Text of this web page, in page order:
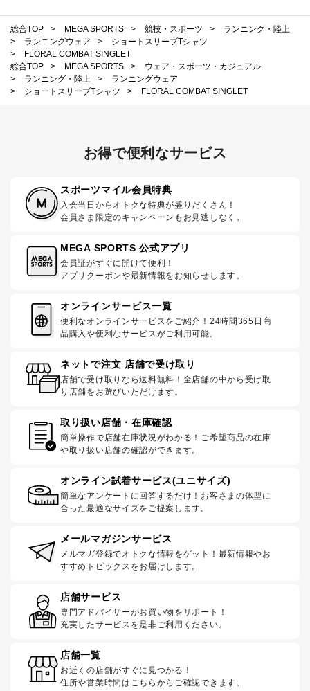
総合TOP > MEGA SPORTS > 競技・スポーツ >
ランニング・陸上
>
ランニングウェア >
ショートスリーブTシャツ
>
FLORAL COMBAT SINGLET
総合TOP
> MEGA SPORTS >
ウェア・スポーツ・カジュアル
>
ランニング・陸上 >
ランニングウェア
>
ショートスリーブTシャツ > FLORAL COMBAT SINGLET
お得で便利なサービス
スポーツマイル会員特典
入会当日からオトクな特典が盛りだくさん！
会員さま限定のキャンペーンもお見逃しなく。
MEGA SPORTS 公式アプリ
会員証がすぐに開けて便利！
アプリクーポンや最新情報をお知らせします。
オンラインサービス一覧
便利なオンラインサービスをご紹介！24時間365日商
品購入や便利なサービスがご利用可能。
ネットで注文 店舗で受け取り
店舗で受け取りなら送料無料！全店舗の中から受け取
り店舗をお選びいただけます。
取り扱い店舗・在庫確認
簡単操作で店舗在庫状況がわかる！ご希望商品の在庫
や取り扱い店舗の確認ができます。
オンライン試着サービス(ユニサイズ)
簡単なアンケートに回答するだけ！お客さまの体型に
合った最適なサイズをご提案します。
メールマガジンサービス
メルマガ登録でオトクな情報をゲット！最新情報やお
すすめトピックスをお届けします。
店舗サービス
専門アドバイザーがお買い物をサポート！
充実したサービスを是非ご利用ください。
店舗一覧
お近くの店舗がすぐに見つかる！
住所や営業時間はこちらからご確認できます。